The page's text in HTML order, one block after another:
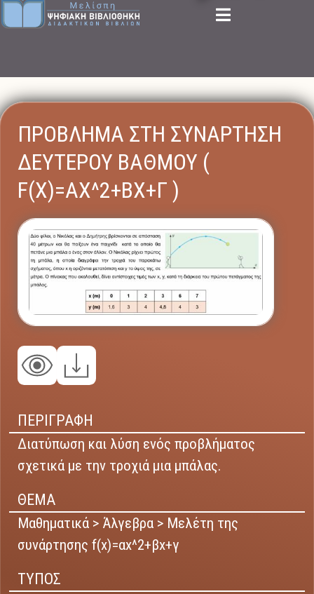
ΠΡΟΒΛΗΜΑ ΣΤΗ ΣΥΝΑΡΤΗΣΗ
ΔΕΥΤΕΡΟΥ ΒΑΘΜΟΥ (
F(X)=ΑX^2+ΒX+Γ )
ΠΕΡΙΓΡΑΦΗ
Διατύπωση και λύση ενός προβλήματος
σχετικά με την τροχιά μια μπάλας.
ΘΕΜΑ
Μαθηματικά > Άλγεβρα > Μελέτη της
συνάρτησης f(x)=αx^2+βx+γ
ΤΥΠΟΣ